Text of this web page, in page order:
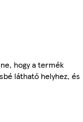
hogy a termék
látható helyhez, és